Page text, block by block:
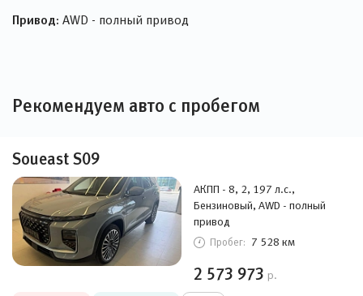
Привод: AWD - полный привод
Рекомендуем авто с пробегом
Soueast S09
АКПП - 8, 2, 197 л.с.,
Бензиновый, AWD - полный
привод
Пробег: 7 528 км
2 573 973 р.